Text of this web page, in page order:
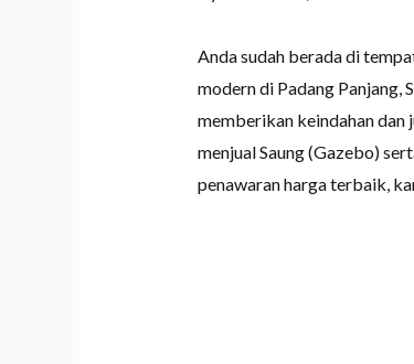
Anda sudah berada di
modern di Padang Panjang,
memberikan keindahan dan
menjual Saung (Gazebo)
penawaran harga terbaik,